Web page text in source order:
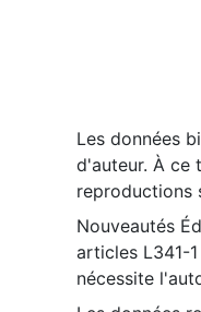
Les données
d'auteur. À ce
reproductions
Nouveautés
articles L341-
nécessite